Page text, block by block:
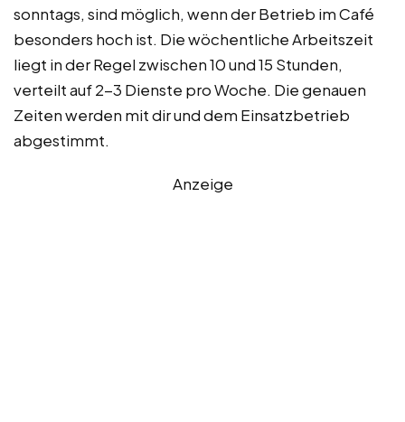
sonntags, sind möglich, wenn der Betrieb im Café
besonders hoch ist. Die wöchentliche Arbeitszeit
liegt in der Regel zwischen 10 und 15 Stunden,
verteilt auf 2-3 Dienste pro Woche. Die genauen
Zeiten werden mit dir und dem Einsatzbetrieb
abgestimmt.
Anzeige